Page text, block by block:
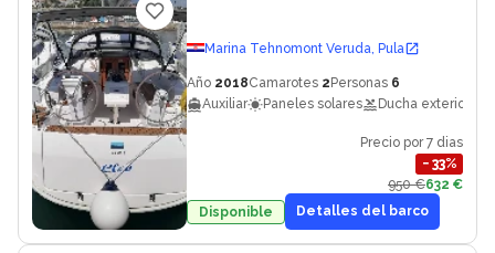
Marina Tehnomont Veruda, Pula
Año 2018Camarotes 2 Personas 6
Auxiliar
Paneles solares Ducha exterior
Precio por 7 dias
− 33%
950 €632 €
Disponible
Detalles del barco